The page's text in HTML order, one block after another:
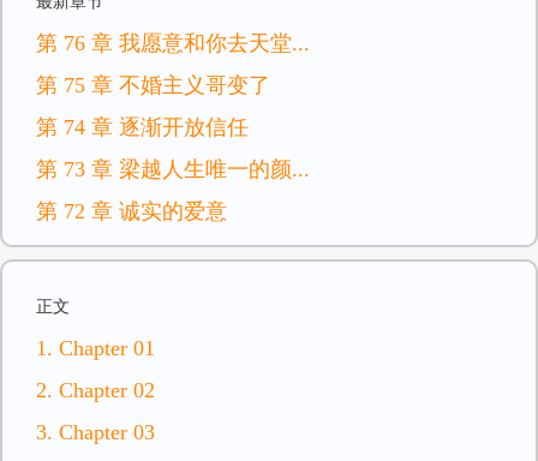
第 76 章 我愿意和你去天堂...
第 75 章 不婚主义哥变了
第 74 章 逐渐开放信任
第 73 章 梁越人生唯一的颜...
第 72 章 诚实的爱意
正文
1. Chapter 01
2. Chapter 02
3. Chapter 03